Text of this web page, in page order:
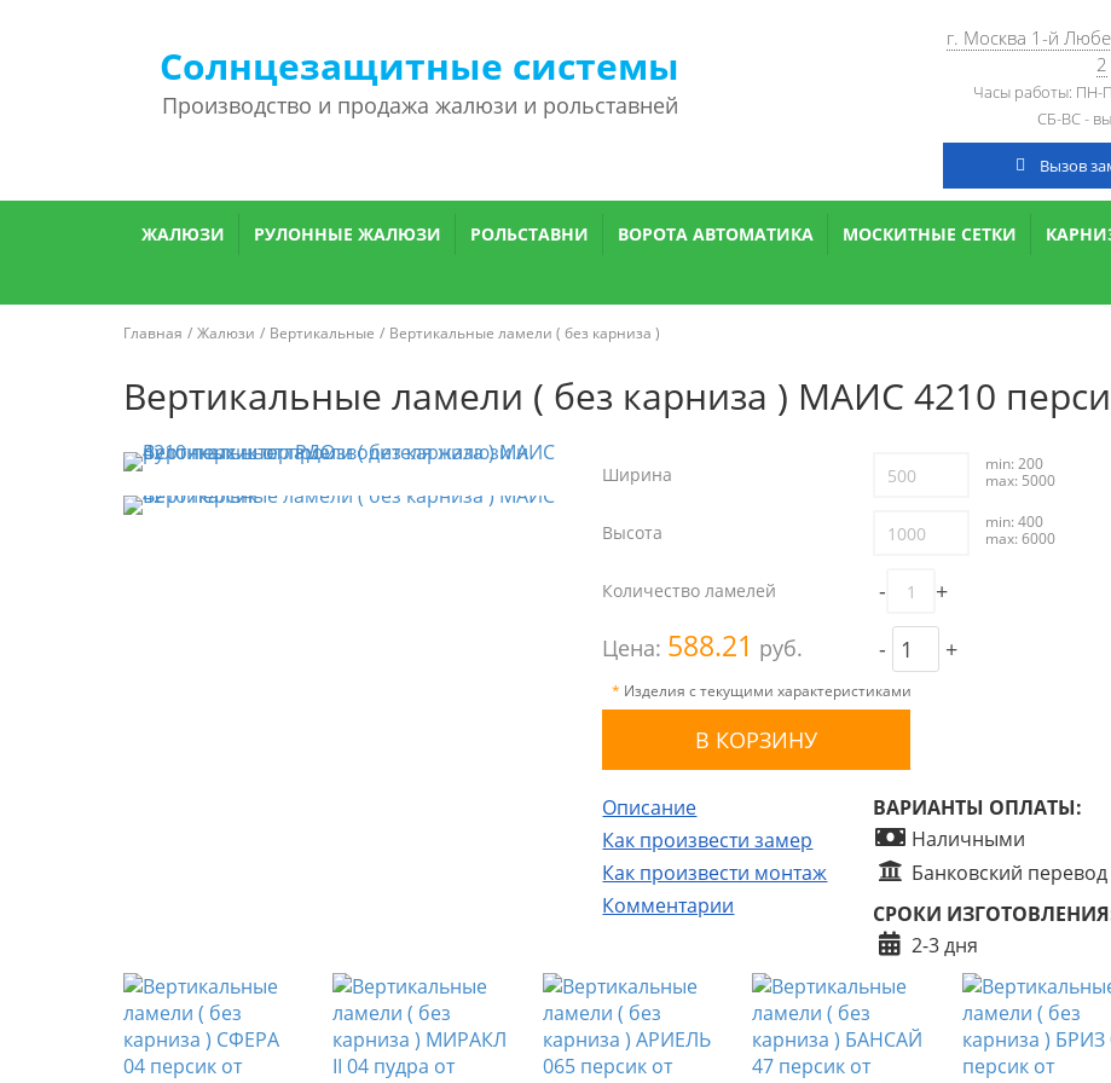
Солнцезащитные системы
Производство и продажа жалюзи и рольставней
г. Москва 1-й
2
Часы работы: ПН-
СБ-ВС -
Вызов
ЖАЛЮЗИ РУЛОННЫЕ ЖАЛЮЗИ РОЛЬСТАВНИ ВОРОТА АВТОМАТИКА МОСКИТНЫЕ СЕТКИ
Главная Жалюзи Вертикальные Вертикальные ламели ( без карниза )
Вертикальные ламели ( без карниза ) МАИС 4210
Ширина
min: 200
max: 5000
Высота
min: 400
max: 6000
Количество ламелей -
+
Цена: 588.21 руб. - +
* Изделия с текущими характеристиками
Описание
Как произвести замер
Как произвести монтаж
Комментарии
ВАРИАНТЫ ОПЛАТЫ:
Наличными
Банковский перевод
СРОКИ
2-3 дня